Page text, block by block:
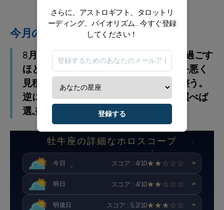
今月のアドバイス
8月は少し距離を置いて、知恵をもって過ごす
ほど運が切り替わります。些細な状況を悪く
見積もらないで、心がけるほど流れは整う。
逆に、過剰な発言は控えめに。言葉は選べば
選ぶほど強くなる。
牡牛座の詳細なホロスコープ
今日 スコア : 4/10★★☆☆☆ >
明日 スコア : 4/10★★☆☆☆ >
明後日 スコア : 5.2/10★★★☆☆ >
さらに、アストロギフト、タロットリ
ーディング、バイオリズム...今すぐ登録
してください！
登録する